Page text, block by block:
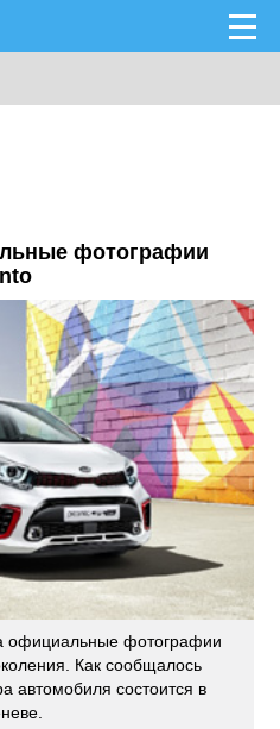
фотографии
официальные фотографии
Как сообщалось
автомобиля состоится в